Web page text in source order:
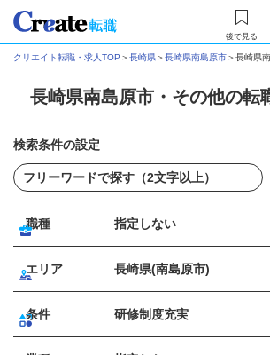
後で見る
クリエイト転職・求人TOP ＞長崎県＞長崎県南島原市＞長崎県
長崎県南島原市・その他の転
検索条件の設定
職種 指定しない
エリア 長崎県(南島原市)
条件 研修制度充実